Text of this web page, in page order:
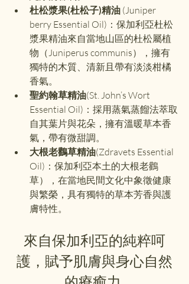
杜松漿果(杜松子)精油 (Juniper
berry Essential Oil)：保加利亞杜松
漿果精油來自當地山區的杜松屬植
物（Juniperus communis），擁有
獨特的木質、清新且帶有淡淡柑橘
香氣。
聖約翰草精油(St. John’s Wort
Essential Oil)：採用蒸氣蒸餾法萃取
自其葉片與花朵，擁有溫暖草本香
氣，帶有微甜調。
大根老鸛草精油(Zdravets Essential
Oil)：保加利亞本土的大根老鸛
草），在當地民間文化中象徵健康
與繁榮，具有獨特的草本芳香與護
膚特性。
來自保加利亞的純粹呵
護，賦予肌膚與身心自然